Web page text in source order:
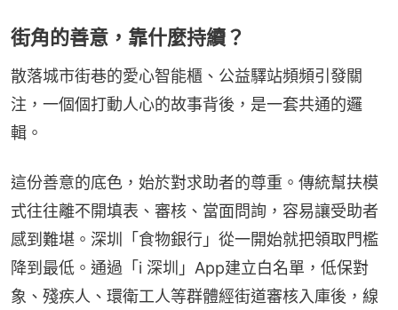
街角的善意，靠什麼持續？
散落城市街巷的愛心智能櫃、公益驛站頻頻引發關
注，一個個打動人心的故事背後，是一套共通的邏
輯。
這份善意的底色，始於對求助者的尊重。傳統幫扶模
式往往離不開填表、審核、當面問詢，容易讓受助者
感到難堪。深圳「食物銀行」從一開始就把領取門檻
降到最低。通過「i 深圳」App建立白名單，低保對
象、殘疾人、環衛工人等群體經街道審核入庫後，線